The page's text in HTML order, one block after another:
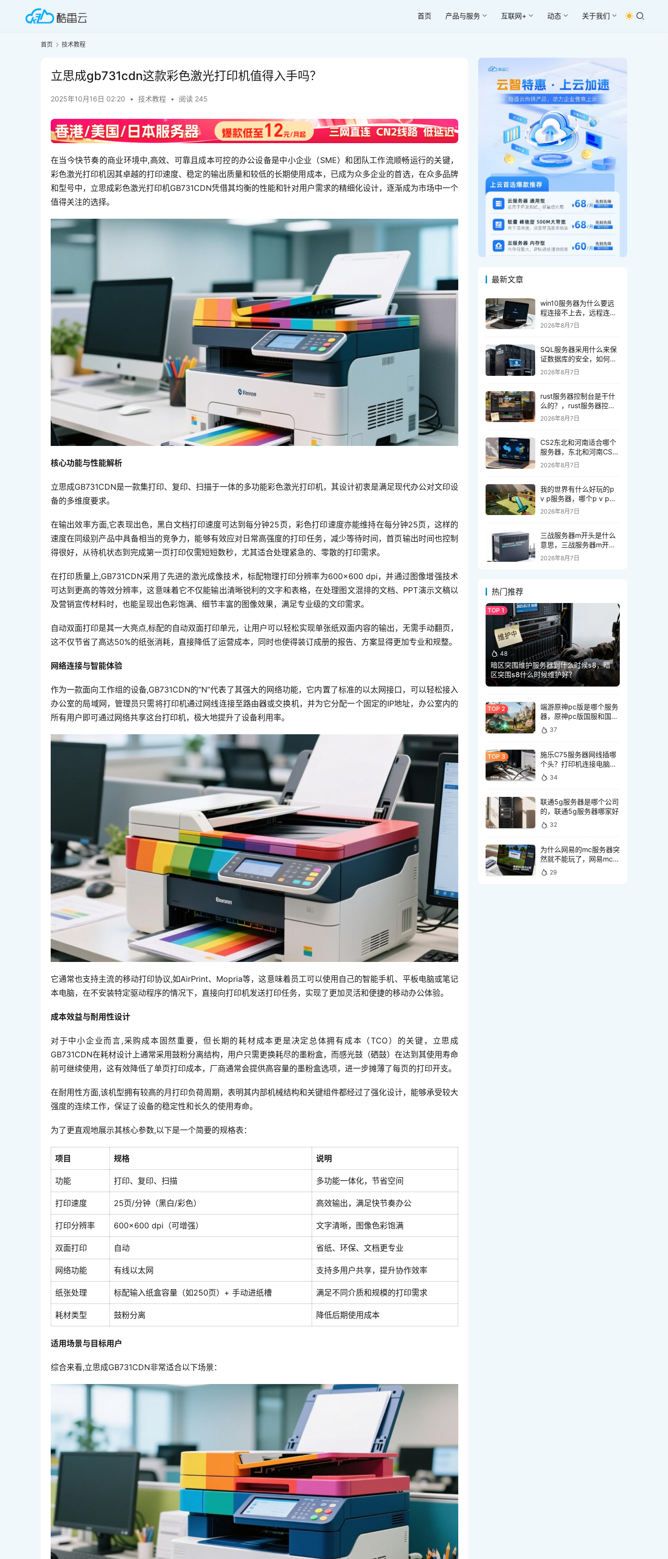
首页 产品与服务 互联网+ 动态 关于我们
首页 技术教程
立思成gb731cdn这款彩色激光打印机值得入手吗？
2025年10月16日 02:20 • 技术教程 • 阅读 245
在当今快节奏的商业环境中,高效、可靠且成本可控的办公设备是中小企业（SME）和团队工作流顺畅运行的关键，
彩色激光打印机因其卓越的打印速度、稳定的输出质量和较低的长期使用成本，已成为众多企业的首选，在众多品牌
和型号中，立思成彩色激光打印机GB731CDN凭借其均衡的性能和针对用户需求的精细化设计，逐渐成为市场中一个
值得关注的选择。
核心功能与性能解析
立思成GB731CDN是一款集打印、复印、扫描于一体的多功能彩色激光打印机，其设计初衷是满足现代办公对文印设
备的多维度要求。
在输出效率方面,它表现出色，黑白文档打印速度可达到每分钟25页，彩色打印速度亦能维持在每分钟25页，这样的
速度在同级别产品中具备相当的竞争力，能够有效应对日常高强度的打印任务，减少等待时间，首页输出时间也控制
得很好，从待机状态到完成第一页打印仅需短短数秒，尤其适合处理紧急的、零散的打印需求。
在打印质量上,GB731CDN采用了先进的激光成像技术，标配物理打印分辨率为600×600 dpi，并通过图像增强技术
可达到更高的等效分辨率，这意味着它不仅能输出清晰锐利的文字和表格，在处理图文混排的文档、PPT演示文稿以
及营销宣传材料时，也能呈现出色彩饱满、细节丰富的图像效果，满足专业级的文印需求。
自动双面打印是其一大亮点,标配的自动双面打印单元，让用户可以轻松实现单张纸双面内容的输出，无需手动翻页，
这不仅节省了高达50%的纸张消耗，直接降低了运营成本，同时也使得装订成册的报告、方案显得更加专业和规整。
网络连接与智能体验
作为一款面向工作组的设备,GB731CDN的“N”代表了其强大的网络功能，它内置了标准的以太网接口，可以轻松接入
办公室的局域网，管理员只需将打印机通过网线连接至路由器或交换机，并为它分配一个固定的IP地址，办公室内的
所有用户即可通过网络共享这台打印机，极大地提升了设备利用率。
它通常也支持主流的移动打印协议,如AirPrint、Mopria等，这意味着员工可以使用自己的智能手机、平板电脑或笔记
本电脑，在不安装特定驱动程序的情况下，直接向打印机发送打印任务，实现了更加灵活和便捷的移动办公体验。
成本效益与耐用性设计
对于中小企业而言,采购成本固然重要，但长期的耗材成本更是决定总体拥有成本（TCO）的关键，立思成
GB731CDN在耗材设计上通常采用鼓粉分离结构，用户只需更换耗尽的墨粉盒，而感光鼓（硒鼓）在达到其使用寿命
前可继续使用，这有效降低了单页打印成本，厂商通常会提供高容量的墨粉盒选项，进一步摊薄了每页的打印开支。
在耐用性方面,该机型拥有较高的月打印负荷周期，表明其内部机械结构和关键组件都经过了强化设计，能够承受较大
强度的连续工作，保证了设备的稳定性和长久的使用寿命。
为了更直观地展示其核心参数,以下是一个简要的规格表：
项目 规格 说明
功能 打印、复印、扫描 多功能一体化，节省空间
打印速度 25页/分钟（黑白/彩色） 高效输出，满足快节奏办公
打印分辨率 600×600 dpi（可增强） 文字清晰，图像色彩饱满
双面打印 自动 省纸、环保、文档更专业
网络功能 有线以太网 支持多用户共享，提升协作效率
纸张处理 标配输入纸盒容量（如250页）+ 手动进纸槽 满足不同介质和规模的打印需求
耗材类型 鼓粉分离 降低后期使用成本
适用场景与目标用户
综合来看,立思成GB731CDN非常适合以下场景：
最新文章
win10服务器为什么要远
程连接不上去，远程连接
失败怎么办
2026年8月7日
SQL服务器采用什么来保
证数据库的安全，如何防
止SQL注入攻击？
2026年8月7日
rust服务器控制台是干什
么的？，rust服务器控制
台怎么用？
2026年8月7日
CS2东北和河南适合哪个
服务器，东北和河南CS2
服务器选哪个
2026年8月7日
我的世界有什么好玩的p
v p服务器，哪个p v p服
务器最好玩？
2026年8月7日
三战服务器m开头是什么
意思，三战服务器m开头
代表什么
2026年8月7日
热门推荐
48
暗区突围维护服务器到什么时候s8，暗
区突围s8什么时候维护好？
端游原神pc版是哪个服务
器，原神pc版国服和国际
服有什么区别
37
施乐C75服务器网线插哪
个头？打印机连接电脑网
线接口怎么选
34
联通5g服务器是哪个公司
的，联通5g服务器哪家好
32
为什么网易的mc服务器突
然就不能玩了，网易mc服
务器突然不能玩怎么回事
29